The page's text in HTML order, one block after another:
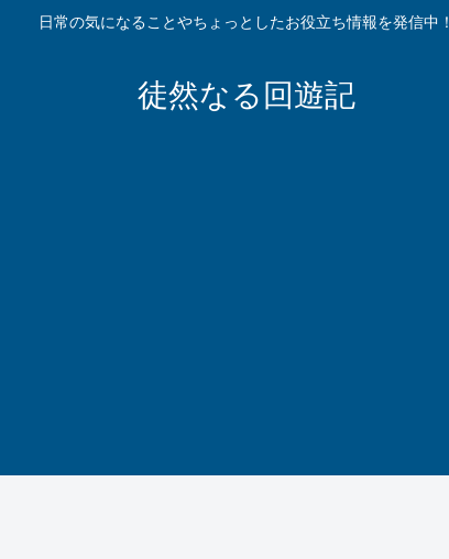
日常の気になることやちょっとしたお役立ち情報を発信中！
徒然なる回遊記